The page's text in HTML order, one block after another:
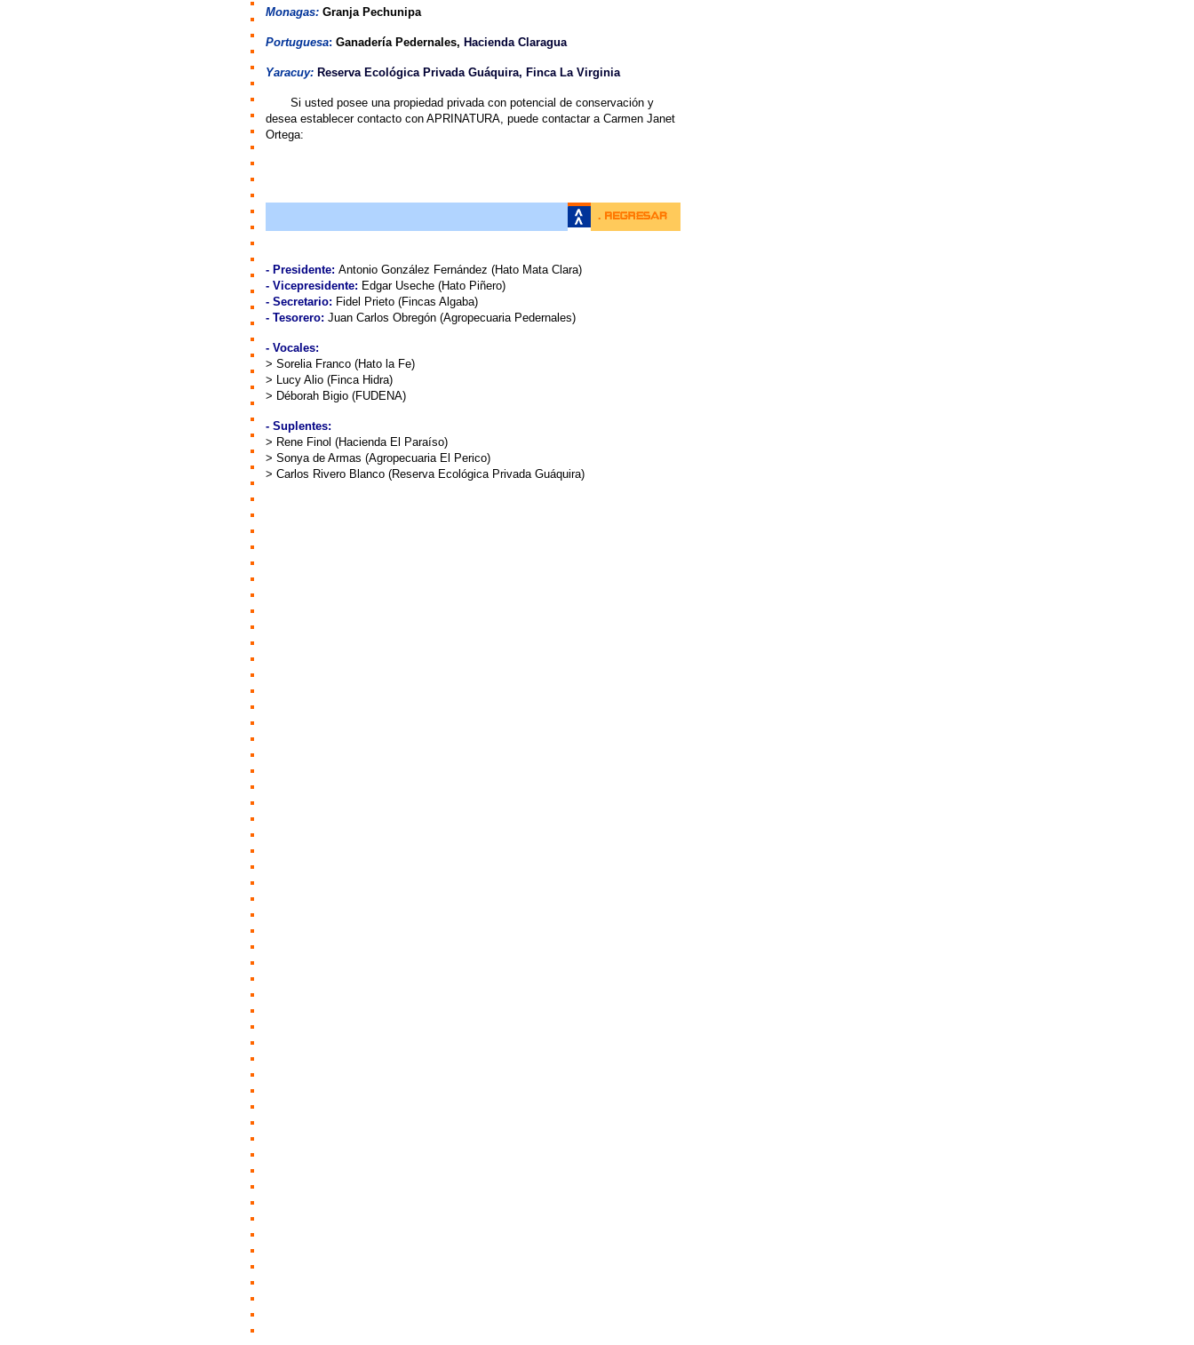
Monagas: Granja Pechunipa
Portuguesa: Ganadería Pedernales, Hacienda Claragua
Yaracuy: Reserva Ecológica Privada Guáquira, Finca La Virginia
Si usted posee una propiedad privada con potencial de conservación y
desea establecer contacto con APRINATURA, puede contactar a Carmen Janet
Ortega:
- Presidente: Antonio González Fernández (Hato Mata Clara)
- Vicepresidente: Edgar Useche (Hato Piñero)
- Secretario: Fidel Prieto (Fincas Algaba)
- Tesorero: Juan Carlos Obregón (Agropecuaria Pedernales)
- Vocales:
> Sorelia Franco (Hato la Fe)
> Lucy Alio (Finca Hidra)
> Déborah Bigio (FUDENA)
- Suplentes:
> Rene Finol (Hacienda El Paraíso)
> Sonya de Armas (Agropecuaria El Perico)
> Carlos Rivero Blanco (Reserva Ecológica Privada Guáquira)